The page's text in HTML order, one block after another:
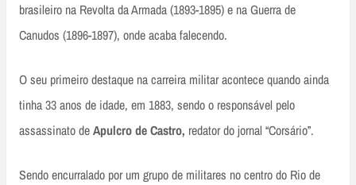
brasileiro na Revolta da Armada (1893-1895) e na Guerra de
Canudos (1896-1897), onde acaba falecendo.
O seu primeiro destaque na carreira militar acontece quando ainda
tinha 33 anos de idade, em 1883, sendo o responsável pelo
assassinato deApulcro de Castro, redator do jornal “Corsário”.
Sendo encurralado por um grupo de militares no centro do Rio de